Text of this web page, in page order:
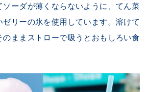
ソーダが薄くならないように、てん菜
リーの氷を使用しています。溶けて
ままストローで吸うとおもしろい食